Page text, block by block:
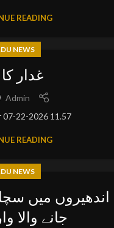
READING
NEWS
غدار کا
Admin
07-22-2026 11.57
READING
NEWS
اندھیروں میں
جانے والا